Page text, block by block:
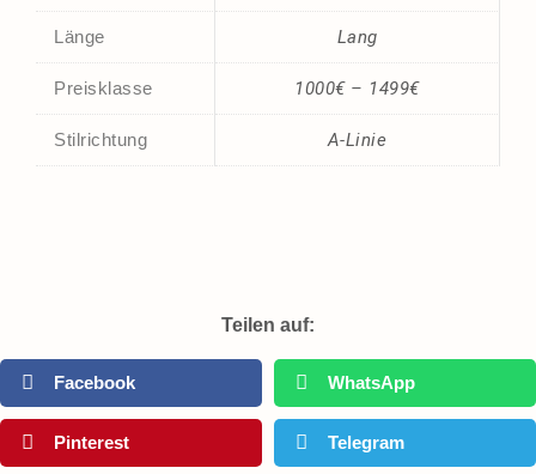
Länge Lang
Preisklasse 1000€ – 1499€
Stilrichtung A-Linie
Teilen auf:
Facebook WhatsApp
Pinterest Telegram